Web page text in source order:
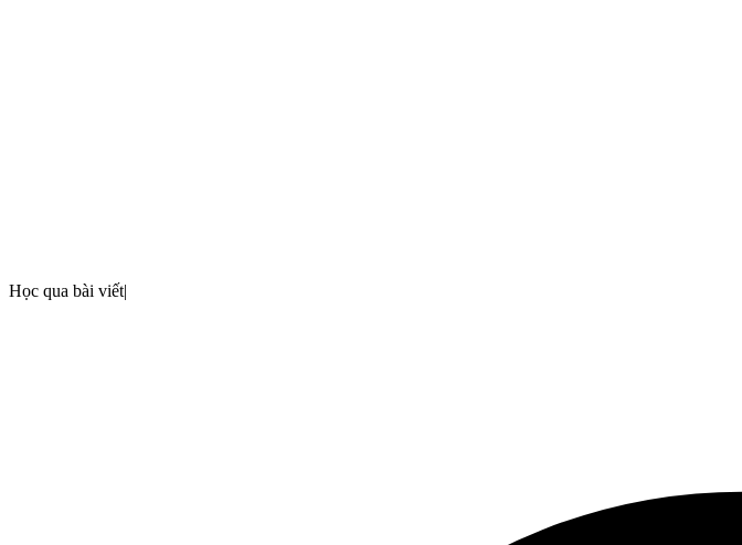
Học qua bài viết|